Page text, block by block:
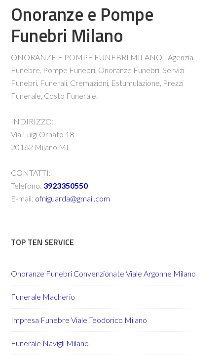
Onoranze e Pompe
Funebri Milano
ONORANZE E POMPE FUNEBRI MILANO - Agenzia
Funebre, Pompe Funebri, Onoranze Funebri, Servizi
Funebri, Funerali, Cremazioni, Estumulazione, Prezzi
Funerale, Costo Funerale.
INDIRIZZO:
Via Luigi Ornato 18
20162 Milano MI
CONTATTI:
Telefono: 3923350550
E-mail: ofniguarda@gmail.com
TOP TEN SERVICE
Onoranze Funebri Convenzionate Viale Argonne Milano
Funerale Macherio
Impresa Funebre Viale Teodorico Milano
Funerale Navigli Milano